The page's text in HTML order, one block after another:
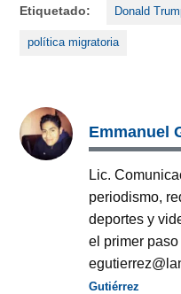
Etiquetado: Donald
política migratoria
Emmanuel
Lic.
periodismo,
deportes y
el primer
Gutiérrez